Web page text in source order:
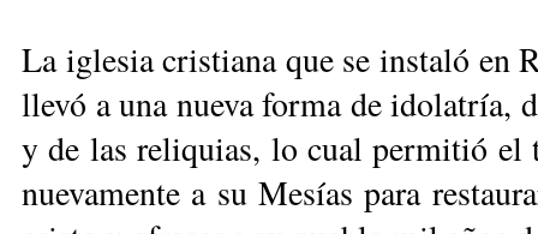
La igle­sia cris­tia­na que se ins­ta­ló en
lle­vó a una nue­va for­ma de ido­la­tría,
y de las re­li­quias, lo cual per­mi­tió
nue­va­men­te a su Me­sías pa­ra